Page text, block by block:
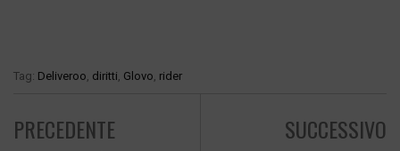
Tag: Deliveroo, diritti, Glovo, rider
PRECEDENTE SUCCESSIVO